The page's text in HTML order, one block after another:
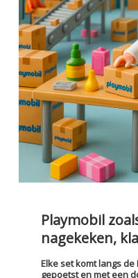
Playmobil
nagekeken,
Elke set komt langs
gepoetst en met een